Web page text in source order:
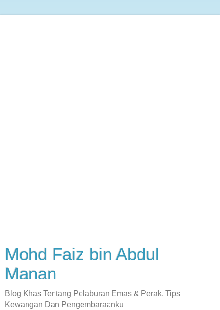
Mohd Faiz bin Abdul
Manan
Blog Khas Tentang Pelaburan Emas & Perak, Tips
Kewangan Dan Pengembaraanku